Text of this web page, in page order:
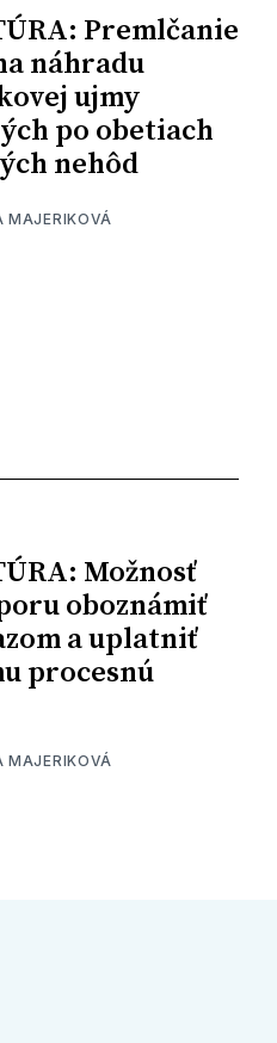
Premlčanie
náhradu
ujmy
po obetiach
nehôd
MAJERIKOVÁ
Možnosť
oboznámiť
a uplatniť
procesnú
MAJERIKOVÁ